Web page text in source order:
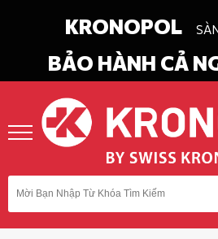
KRONOPOL
BẢO HÀNH CẢ
DANH
MỤC